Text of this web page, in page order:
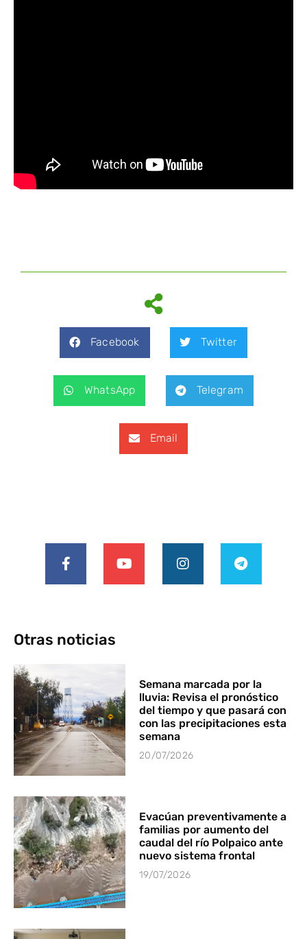
Facebook Twitter
WhatsApp Telegram
Email
Otras noticias
Semana marcada por la
lluvia: Revisa el pronóstico
del tiempo y que pasará con
con las precipitaciones esta
semana
20/07/2026
Evacúan preventivamente a
familias por aumento del
caudal del río Polpaico ante
nuevo sistema frontal
19/07/2026